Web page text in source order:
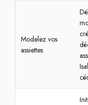
Modelez vos
assiettes